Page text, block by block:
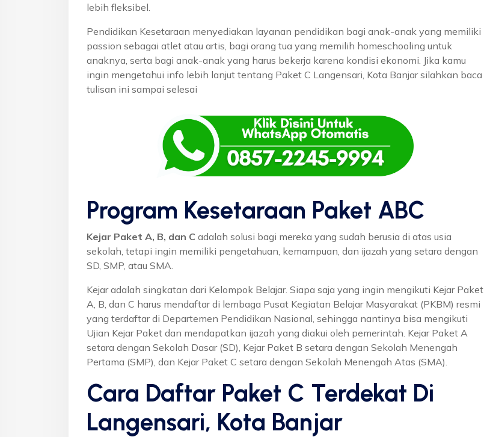
lebih fleksibel.
Pendidikan Kesetaraan menyediakan layanan pendidikan bagi anak-anak yang memiliki
passion sebagai atlet atau artis, bagi orang tua yang memilih homeschooling untuk
anaknya, serta bagi anak-anak yang harus bekerja karena kondisi ekonomi. Jika kamu
ingin mengetahui info lebih lanjut tentang Paket C Langensari, Kota Banjar silahkan baca
tulisan ini sampai selesai
Program Kesetaraan Paket ABC
Kejar Paket A, B, dan C adalah solusi bagi mereka yang sudah berusia di atas usia
sekolah, tetapi ingin memiliki pengetahuan, kemampuan, dan ijazah yang setara dengan
SD, SMP, atau SMA.
Kejar adalah singkatan dari Kelompok Belajar. Siapa saja yang ingin mengikuti Kejar Paket
A, B, dan C harus mendaftar di lembaga Pusat Kegiatan Belajar Masyarakat (PKBM) resmi
yang terdaftar di Departemen Pendidikan Nasional, sehingga nantinya bisa mengikuti
Ujian Kejar Paket dan mendapatkan ijazah yang diakui oleh pemerintah. Kejar Paket A
setara dengan Sekolah Dasar (SD), Kejar Paket B setara dengan Sekolah Menengah
Pertama (SMP), dan Kejar Paket C setara dengan Sekolah Menengah Atas (SMA).
Cara Daftar Paket C Terdekat Di
Langensari, Kota Banjar